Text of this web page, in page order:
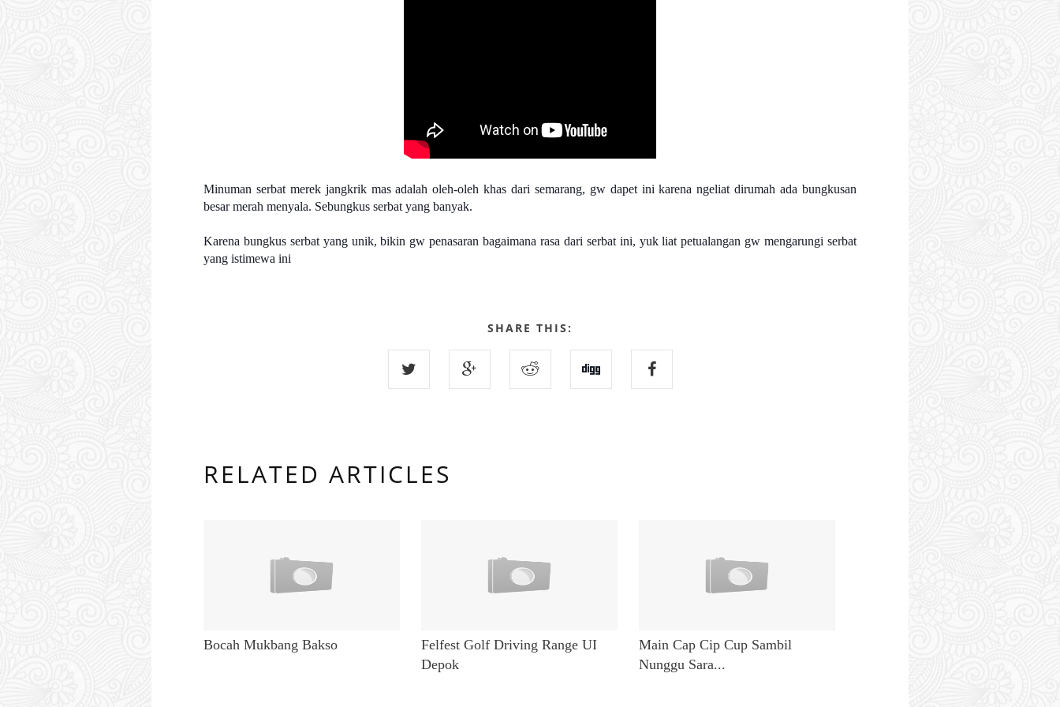
Minuman serbat merek jangkrik mas adalah oleh-oleh khas dari semarang, gw dapet ini karena ngeliat dirumah ada bungkusan
besar merah menyala. Sebungkus serbat yang banyak.
Karena bungkus serbat yang unik, bikin gw penasaran bagaimana rasa dari serbat ini, yuk liat petualangan gw mengarungi serbat
yang istimewa ini
SHARE THIS:
RELATED ARTICLES
Bocah Mukbang Bakso
Felfest Golf Driving Range UI
Depok
Main Cap Cip Cup Sambil
Nunggu Sara...